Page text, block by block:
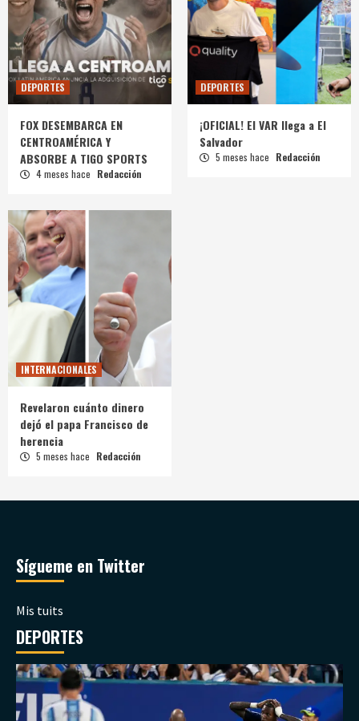
DEPORTES
FOX DESEMBARCA EN
CENTROAMÉRICA Y
ABSORBE A TIGO SPORTS
4 meses hace Redacción
DEPORTES
¡OFICIAL! El VAR llega a El
Salvador
5 meses hace Redacción
INTERNACIONALES
Revelaron cuánto dinero
dejó el papa Francisco de
herencia
5 meses hace Redacción
Sígueme en Twitter
Mis tuits
DEPORTES